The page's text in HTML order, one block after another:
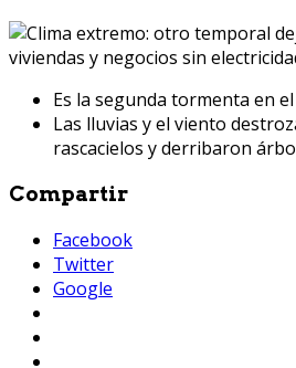
Es la segunda tormenta en el
Las lluvias y el viento
rascacielos y derribaron
Compartir
Facebook
Twitter
Google